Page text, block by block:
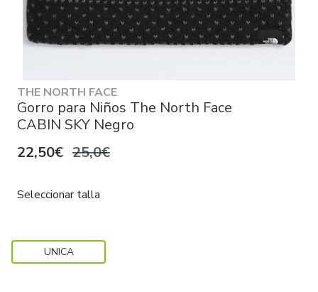
THE NORTH FACE
Gorro para Niños The North Face
CABIN SKY Negro
22,50€ 25,0€
Seleccionar talla
UNICA